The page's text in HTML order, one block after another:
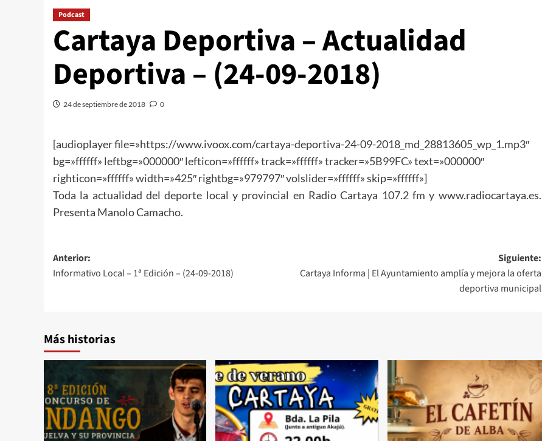
Podcast
Cartaya Deportiva – Actualidad
Deportiva – (24-09-2018)
24 de septiembre de 2018 0
[audioplayer file=»https://www.ivoox.com/cartaya-deportiva-24-09-2018_md_28813605_wp_1.mp3″
bg=»ffffff» leftbg=»000000″ lefticon=»ffffff» track=»ffffff» tracker=»5B99FC» text=»000000″
righticon=»ffffff» width=»425″ rightbg=»979797″ volslider=»ffffff» skip=»ffffff»]
Toda la actualidad del deporte local y provincial en Radio Cartaya 107.2 fm y www.radiocartaya.es.
Presenta Manolo Camacho.
Anterior:
Informativo Local – 1ª Edición – (24-09-2018)
Siguiente:
Cartaya Informa | El Ayuntamiento amplía y mejora la oferta
deportiva municipal
Más historias